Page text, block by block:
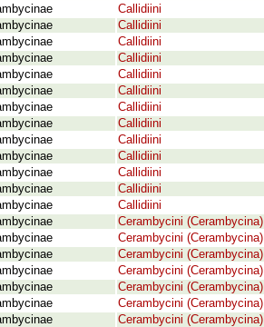
Callidiini
Callidiini
Callidiini
Callidiini
Callidiini
Callidiini
Callidiini
Callidiini
Callidiini
Callidiini
Callidiini
Callidiini
Callidiini
Cerambycini (Cerambycina)
Cerambycini (Cerambycina)
Cerambycini (Cerambycina)
Cerambycini (Cerambycina)
Cerambycini (Cerambycina)
Cerambycini (Cerambycina)
Cerambycini (Cerambycina)